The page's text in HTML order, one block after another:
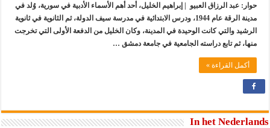
حوار: عبد الرزاق العبيو | إبراهيم الخليل، أحد أهم الأسماء الأدبية في سورية، وُلد في
مدينة الرقة عام 1944، ودرس الابتدائية في مدرسة سيف الدولة، ثم الثانوية في ثانوية
الرشيد والتي كانت الوحيدة في المدينة، وكان الخليل من الدفعة الأولى التي تخرجت
منها، ثم تابع دراسته الجامعية في جامعة دمشق …
أكمل القراءة »
In het Nederlands